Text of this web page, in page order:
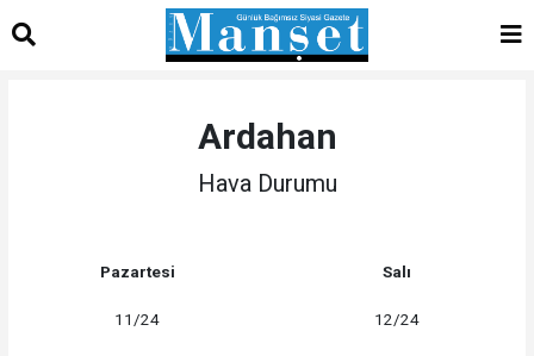
Ardahan
Hava Durumu
Pazartesi
11/24
Salı
12/24